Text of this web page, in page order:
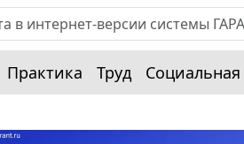
Практика Труд